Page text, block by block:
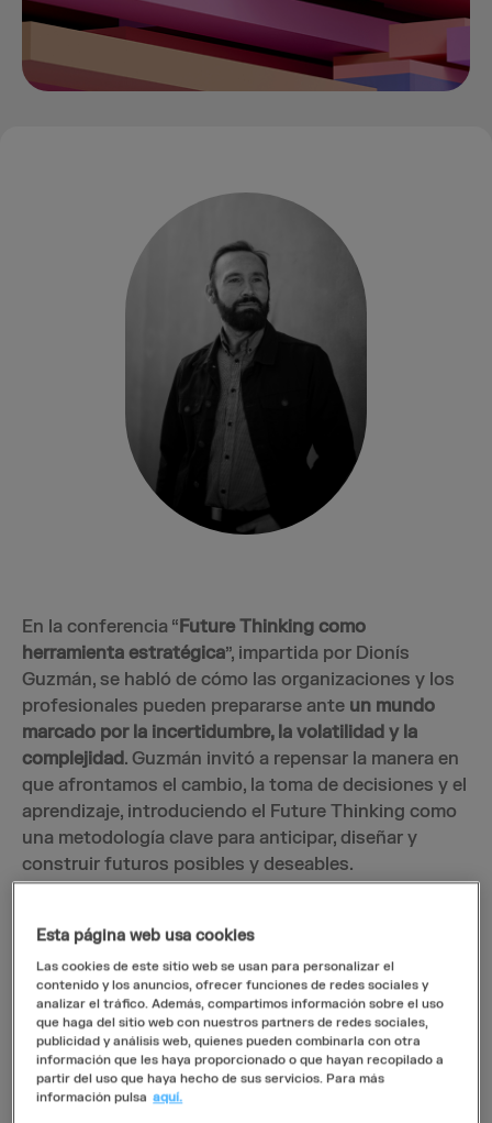
En la conferencia “Future Thinking como
herramienta estratégica”, impartida por Dionís
Guzmán, se habló de cómo las organizaciones y los
profesionales pueden prepararse ante un mundo
marcado por la incertidumbre, la volatilidad y la
complejidad. Guzmán invitó a repensar la manera en
que afrontamos el cambio, la toma de decisiones y el
aprendizaje, introduciendo el Future Thinking como
una metodología clave para anticipar, diseñar y
construir futuros posibles y deseables.
Neofobia: resistencia al
cambio
Dionís comentó que uno de los mayores frenos para
la innovación es laneofobia, o resistencia al cambio
Explicó que este rasgo está profundamente
arraigado en el ser humano desde la infancia cuando
Esta página web usa cookies
Las cookies de este sitio web se usan para personalizar el
contenido y los anuncios, ofrecer funciones de redes sociales y
analizar el tráfico. Además, compartimos información sobre el uso
que haga del sitio web con nuestros partners de redes sociales,
publicidad y análisis web, quienes pueden combinarla con otra
información que les haya proporcionado o que hayan recopilado a
partir del uso que haya hecho de sus servicios. Para más
información pulsa aquí.